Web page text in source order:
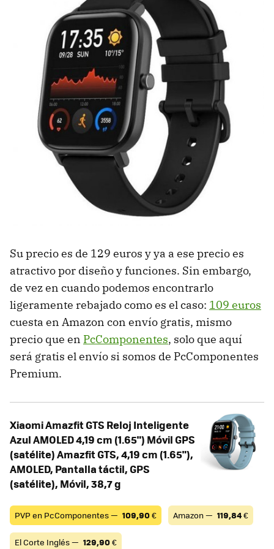
Su precio es de 129 euros y ya a ese precio es
atractivo por diseño y funciones. Sin embargo,
de vez en cuando podemos encontrarlo
ligeramente rebajado como es el caso: 109 euros
cuesta en Amazon con envío gratis, mismo
precio que en PcComponentes, solo que aquí
será gratis el envío si somos de PcComponentes
Premium.
Xiaomi Amazfit GTS Reloj Inteligente
Azul AMOLED 4,19 cm (1.65") Móvil GPS
(satélite) Amazfit GTS, 4,19 cm (1.65"),
AMOLED, Pantalla táctil, GPS
(satélite), Móvil, 38,7 g
PVP en PcComponentes — 109,90€ Amazon — 119,84€
El Corte Inglés — 129,90€